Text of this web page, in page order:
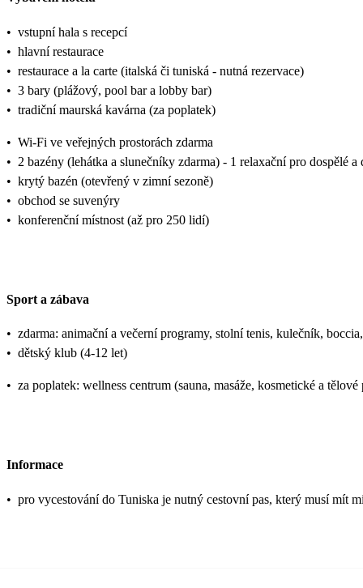
• vstupní hala s recepcí
• hlavní restaurace
• restaurace a la carte (italská či tuniská - nutná rezervace)
• 3 bary (plážový, pool bar a lobby bar)
• tradiční maurská kavárna (za poplatek)
• Wi-Fi ve veřejných prostorách zdarma
• 2 bazény (lehátka a slunečníky zdarma) - 1 relaxační pro dospělé a
• krytý bazén (otevřený v zimní sezoně)
• obchod se suvenýry
• konferenční místnost (až pro 250 lidí)
Sport a zábava
• zdarma: animační a večerní programy, stolní tenis, kulečník,
• dětský klub (4-12 let)
• za poplatek: wellness centrum (sauna, masáže, kosmetické a
Informace
• pro vycestování do Tuniska je nutný cestovní pas, který musí mít